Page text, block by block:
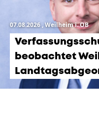
07.08.2026, Weilheim i. OB
beobachtet